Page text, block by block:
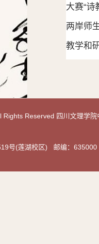
大赛“
两岸师
教学和
Reserved 四川文理学
号(莲湖校区) 邮编：